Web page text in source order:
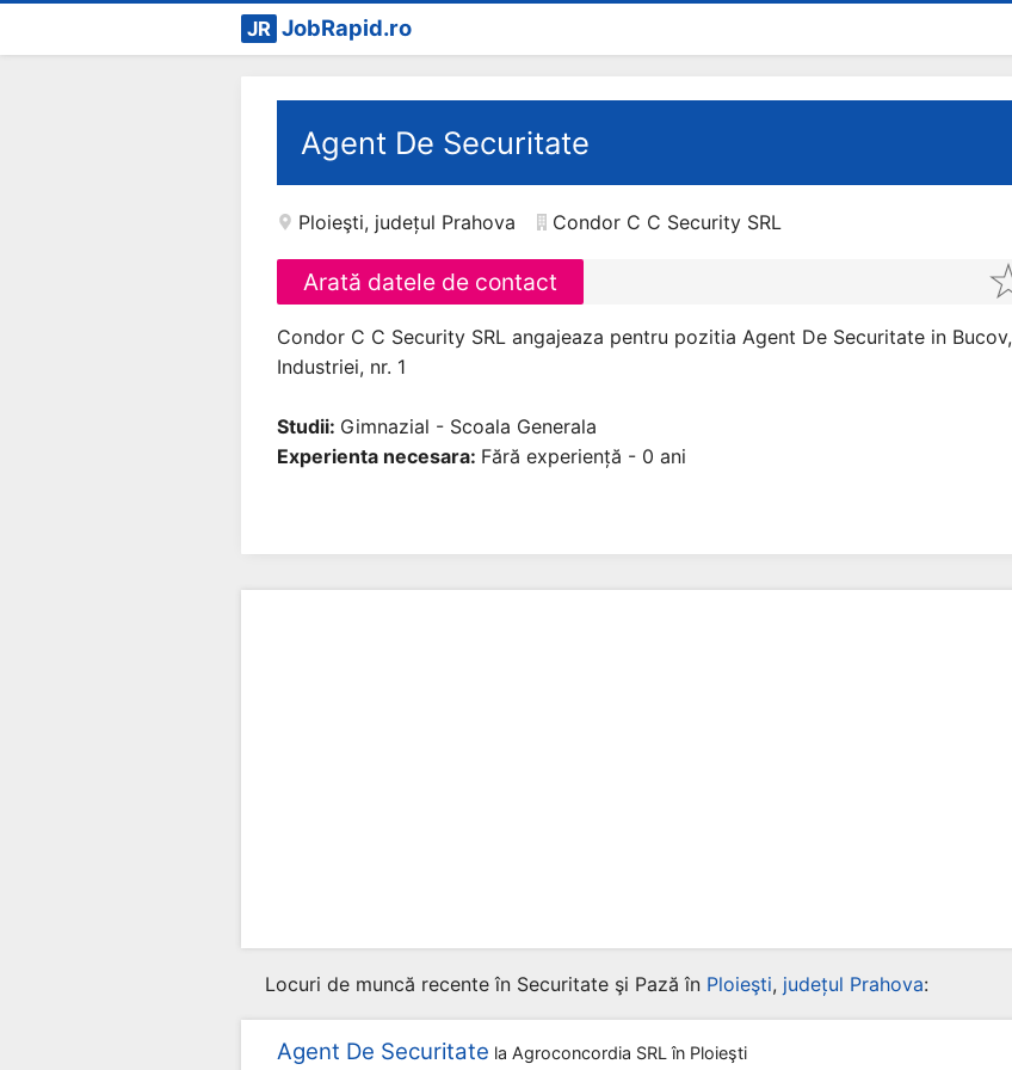
JR JobRapid.ro
Agent De Securitate
Ploieşti, județul Prahova Condor C C Security SRL
Arată datele de contact
Condor C C Security SRL angajeaza pentru pozitia Agent De Securitate in Bucov,
Industriei, nr. 1
Studii: Gimnazial - Scoala Generala
Experienta necesara: Fără experiență - 0 ani
Locuri de muncă recente în Securitate şi Pază în Ploieşti, județul Prahova:
Agent De Securitate la Agroconcordia SRL în Ploieşti